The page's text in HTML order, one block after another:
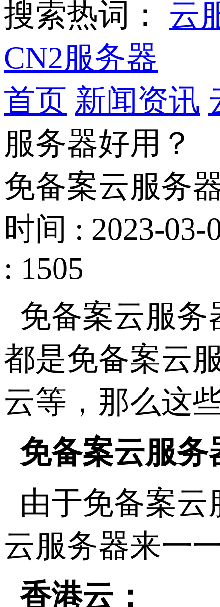
搜索热词： 云
CN2服务器
首页 新闻资讯
服务器好用？
免备案云服务
时间 : 2023-03-
: 1505
免备案云服
都是免备案云
云等，那么这
免备案云服务
由于免备案
云服务器来一
香港云：